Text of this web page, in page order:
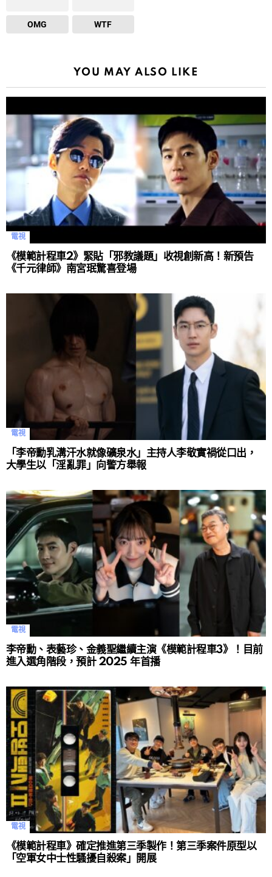
OMG WTF
YOU MAY ALSO LIKE
電視
《模範計程車2》緊貼「邪教議題」收視創新高！新預告
《千元律師》南宮珉驚喜登場
電視
「李帝勳乳溝汗水就像礦泉水」主持人李敬實禍從口出，
大學生以「淫亂罪」向警方舉報
電視
李帝勳、表藝珍、金義聖繼續主演《模範計程車3》！目前
進入選角階段，預計 2025 年首播
電視
《模範計程車》確定推進第三季製作！第三季案件原型以
「空軍女中士性騷擾自殺案」開展